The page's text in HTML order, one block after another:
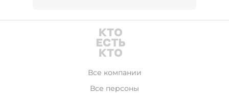
Все компании
Все персоны